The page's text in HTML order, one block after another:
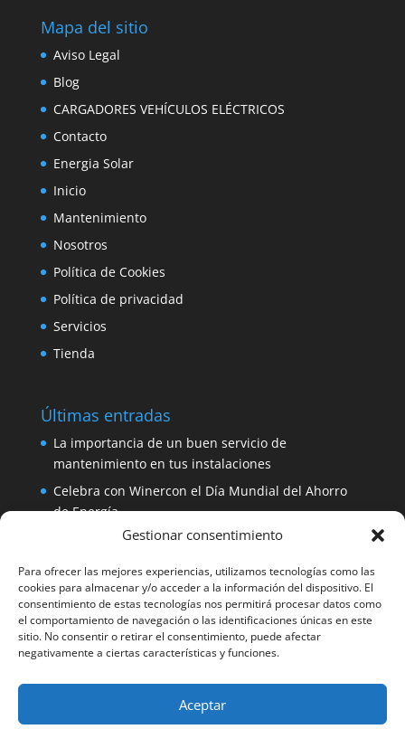
Gestionar consentimiento
Para ofrecer las mejores experiencias, utilizamos tecnologías como las
cookies para almacenar y/o acceder a la información del dispositivo. El
consentimiento de estas tecnologías nos permitirá procesar datos como
el comportamiento de navegación o las identificaciones únicas en este
sitio. No consentir o retirar el consentimiento, puede afectar
negativamente a ciertas características y funciones.
Aceptar
Mapa del sitio
Aviso Legal
Blog
CARGADORES VEHÍCULOS ELÉCTRICOS
Contacto
Energia Solar
Inicio
Mantenimiento
Nosotros
Política de Cookies
Política de privacidad
Servicios
Tienda
Últimas entradas
La importancia de un buen servicio de
mantenimiento en tus instalaciones
Celebra con Winercon el Día Mundial del Ahorro
de Energía
Placa solar 330W 24V Amerisolar por sólo 137
iDialog: protege tus equipos con un SAI de fácil
instalación
Aerogenerador 1500W de Winercon: perfecto para
pequeñas viviendas